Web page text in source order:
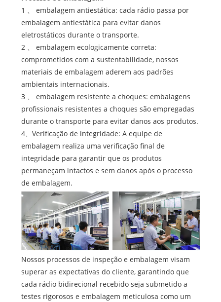
1 、 embalagem antiestática: cada rádio passa por
embalagem antiestática para evitar danos
eletrostáticos durante o transporte.
2 、 embalagem ecologicamente correta:
comprometidos com a sustentabilidade, nossos
materiais de embalagem aderem aos padrões
ambientais internacionais.
3 、 embalagem resistente a choques: embalagens
profissionais resistentes a choques são empregadas
durante o transporte para evitar danos aos produtos.
4、Verificação de integridade: A equipe de
embalagem realiza uma verificação final de
integridade para garantir que os produtos
permaneçam intactos e sem danos após o processo
de embalagem.
Nossos processos de inspeção e embalagem visam
superar as expectativas do cliente, garantindo que
cada rádio bidirecional recebido seja submetido a
testes rigorosos e embalagem meticulosa como um